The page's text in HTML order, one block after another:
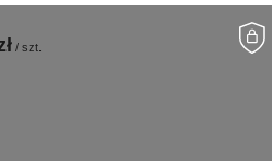
/ szt.